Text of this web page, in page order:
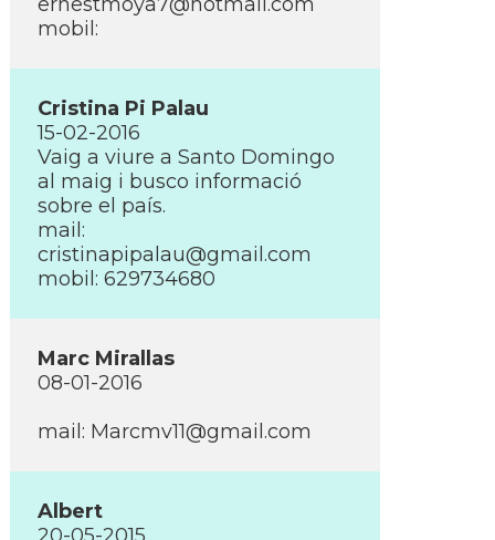
mobil:
Cristina Pi Palau
15-02-2016
Vaig a viure a Santo Domingo
al maig i busco informació
sobre el paí­s.
mail:
cristinapipalau@gmail.com
mobil: 629734680
Marc Mirallas
08-01-2016
mail: Marcmv11@gmail.com
Albert